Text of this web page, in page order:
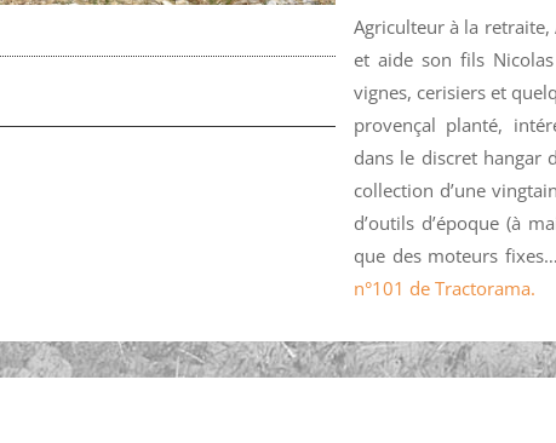
Agriculteur à la
et aide son fils
vignes, cerisiers et
provençal planté,
dans le discret hangar
collection d’une
d’outils d’époque (à
que des moteurs fixes…
n°101 de Tractorama.